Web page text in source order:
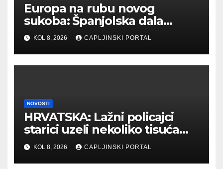
Europa na rubu novog
sukoba: Španjolska dala
ultimatum Italiji zbog
migranata
KOL 8, 2026 CAPLJINSKI PORTAL
NOVOSTI
HRVATSKA: Lažni policajci
starici uzeli nekoliko tisuća
eura
KOL 8, 2026 CAPLJINSKI PORTAL